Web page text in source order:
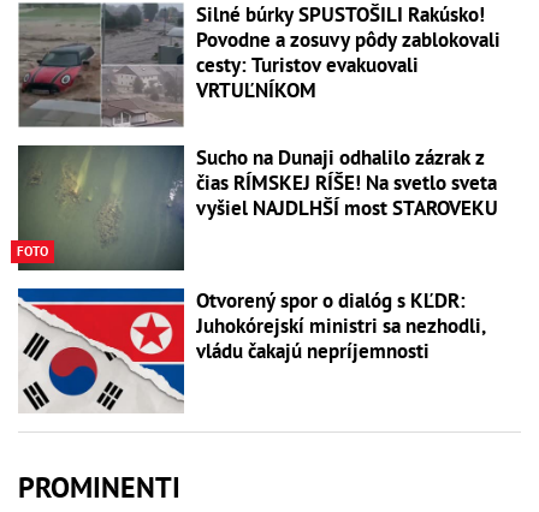
Silné búrky SPUSTOŠILI Rakúsko!
Povodne a zosuvy pôdy zablokovali
cesty: Turistov evakuovali
VRTUĽNÍKOM
FOTO
Sucho na Dunaji odhalilo zázrak z
čias RÍMSKEJ RÍŠE! Na svetlo sveta
vyšiel NAJDLHŠÍ most STAROVEKU
Otvorený spor o dialóg s KĽDR:
Juhokórejskí ministri sa nezhodli,
vládu čakajú nepríjemnosti
PROMINENTI